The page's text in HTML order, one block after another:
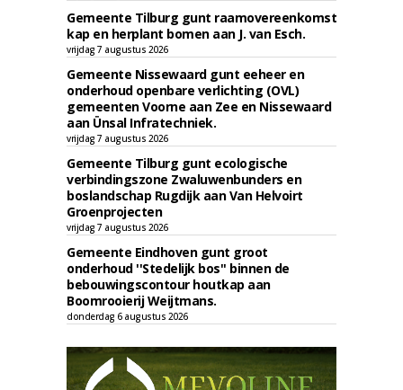
Gemeente Tilburg gunt raamovereenkomst
kap en herplant bomen aan J. van Esch.
vrijdag 7 augustus 2026
Gemeente Nissewaard gunt eeheer en
onderhoud openbare verlichting (OVL)
gemeenten Voorne aan Zee en Nissewaard
aan Ünsal Infratechniek.
vrijdag 7 augustus 2026
Gemeente Tilburg gunt ecologische
verbindingszone Zwaluwenbunders en
boslandschap Rugdijk aan Van Helvoirt
Groenprojecten
vrijdag 7 augustus 2026
Gemeente Eindhoven gunt groot
onderhoud ''Stedelijk bos'' binnen de
bebouwingscontour houtkap aan
Boomrooierij Weijtmans.
donderdag 6 augustus 2026